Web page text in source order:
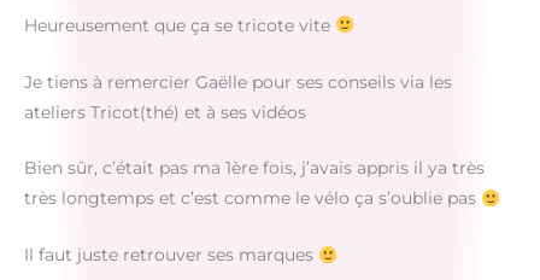
Heureusement que ça se tricote vite
Je tiens à remercier Gaëlle pour ses conseils via les
ateliers Tricot(thé) et à ses vidéos
Bien sûr, c’était pas ma 1ère fois, j’avais appris il ya très
très longtemps et c’est comme le vélo ça s’oublie pas
Il faut juste retrouver ses marques